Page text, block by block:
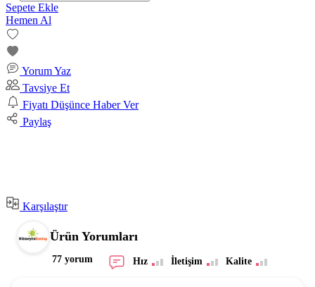
Sepete Ekle
Hemen Al
Yorum Yaz
Tavsiye Et
Fiyatı Düşünce Haber Ver
Paylaş
Karşılaştır
Ürün Yorumları
77 yorum Hız İletişim Kalite